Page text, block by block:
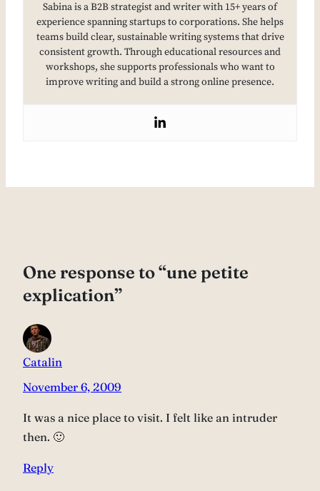
Sabina is a B2B strategist and writer with 15+ years of
experience spanning startups to corporations. She helps
teams build clear, sustainable writing systems that drive
consistent growth. Through educational resources and
workshops, she supports professionals who want to
improve writing and build a strong online presence.
One response to “une petite
explication”
Catalin
November 6, 2009
It was a nice place to visit. I felt like an intruder
then. 🙂
Reply